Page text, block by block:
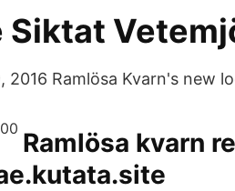
Siktat
Ramlösa Kvarn's new
Ramlösa kvarn